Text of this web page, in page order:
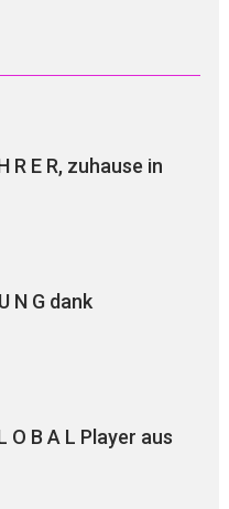
R E R, zuhause in
N G dank
O B A L Player aus